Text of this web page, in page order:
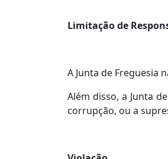
Limitação de
A Junta de Freguesia
Além disso, a Junta
corrupção, ou a